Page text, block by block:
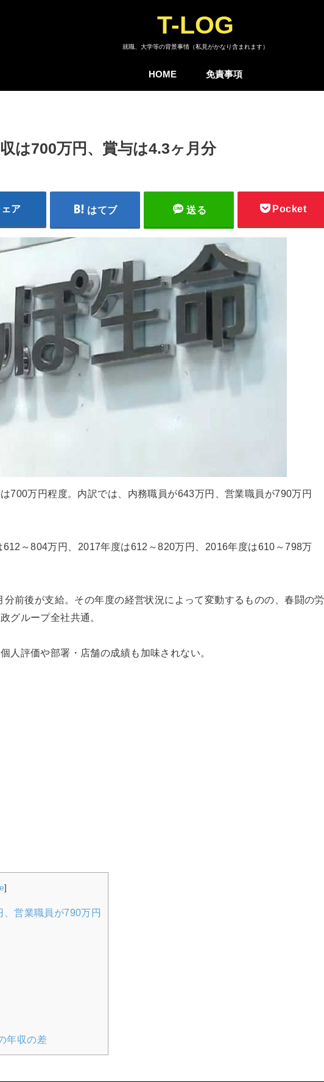
T-LOG
就職、大学等の背景事情（私見がかなり含まれます）
HOME 免責事項
は700万円、賞与は4.3ヶ月分
ア はてブ 送る Pocket
700万円程度。内訳では、内務職員が643万円、営業職員が790万円
～804万円、2017年度は612～820万円、2016年度は610～798万
前後が支給。その年度の経営状況によって変動するものの、春闘の労
グループ全社共通。
人評価や部署・店舗の成績も加味されない。
]
営業職員が790万円
年収の差